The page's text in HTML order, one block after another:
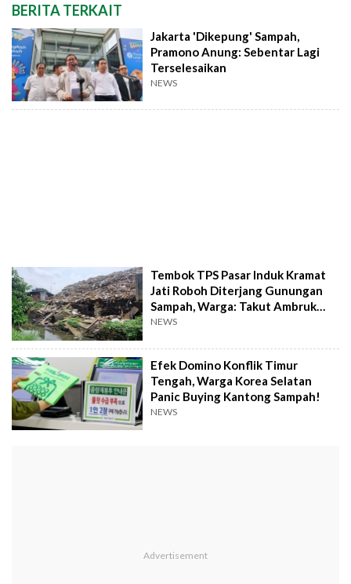
BERITA TERKAIT
Jakarta 'Dikepung' Sampah,
Pramono Anung: Sebentar Lagi
Terselesaikan
NEWS
Tembok TPS Pasar Induk Kramat
Jati Roboh Diterjang Gunungan
Sampah, Warga: Takut Ambruk
Lagi
NEWS
Efek Domino Konflik Timur
Tengah, Warga Korea Selatan
Panic Buying Kantong Sampah!
NEWS